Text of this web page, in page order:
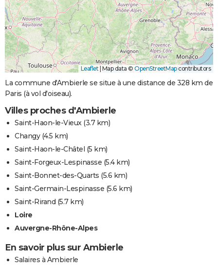
Leaflet Map data © OpenStreetMapcontributors
La commune d'Ambierle se situe à une distance de 328 km de
Paris (à vol d'oiseau).
Villes proches d'Ambierle
Saint-Haon-le-Vieux(3.7 km)
Changy(4.5 km)
Saint-Haon-le-Châtel (5 km)
Saint-Forgeux-Lespinasse (5.4 km)
Saint-Bonnet-des-Quarts (5.6 km)
Saint-Germain-Lespinasse (5.6 km)
Saint-Rirand (5.7 km)
Loire
Auvergne-Rhône-Alpes
En savoir plus sur Ambierle
Salaires à Ambierle